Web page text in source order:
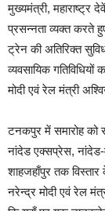
मुख्यमंत्री,
प्रसन्नता व्यक्त करते
ट्रेन की अतिरिक्त
व्यवसायिक
मोदी एवं रेल मंत्री
टनकपुर में समारोह को
नांदेड एक्सप्रेस,
शाहजहाँपुर तक
नरेन्द्र मोदी एवं रेल